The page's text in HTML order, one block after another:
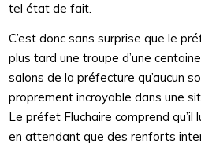
tel état de fait.
C’est donc sans surprise que le
plus tard une troupe d’une
salons de la préfecture qu’aucun
proprement incroyable dans une
Le préfet Fluchaire comprend
en attendant que des renforts